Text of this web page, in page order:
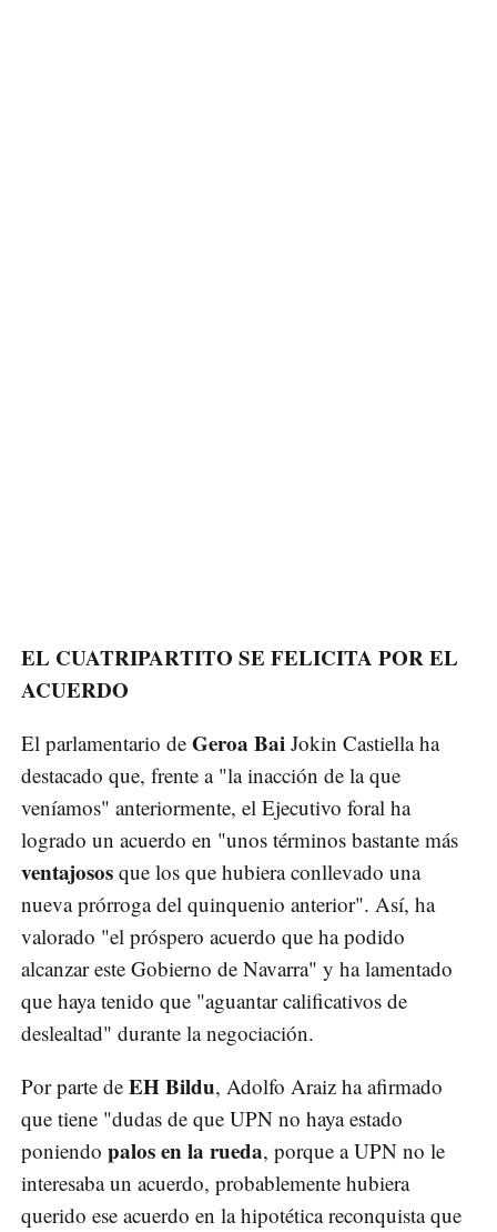
EL CUATRIPARTITO SE FELICITA POR EL
ACUERDO
El parlamentario de Geroa Bai Jokin Castiella ha
destacado que, frente a "la inacción de la que
veníamos" anteriormente, el Ejecutivo foral ha
logrado un acuerdo en "unos términos bastante más
ventajosos que los que hubiera conllevado una
nueva prórroga del quinquenio anterior". Así, ha
valorado "el próspero acuerdo que ha podido
alcanzar este Gobierno de Navarra" y ha lamentado
que haya tenido que "aguantar calificativos de
deslealtad" durante la negociación.
Por parte de EH Bildu, Adolfo Araiz ha afirmado
que tiene "dudas de que UPN no haya estado
poniendo palos en la rueda, porque a UPN no le
interesaba un acuerdo, probablemente hubiera
querido ese acuerdo en la hipotética reconquista que